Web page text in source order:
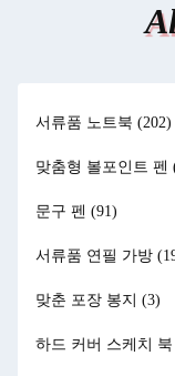
서류품 노트북 (202)
맞춤형 볼포인트 펜
문구 펜 (91)
서류품 연필 가방
맞춘 포장 봉지 (3)
하드 커버 스케치 북